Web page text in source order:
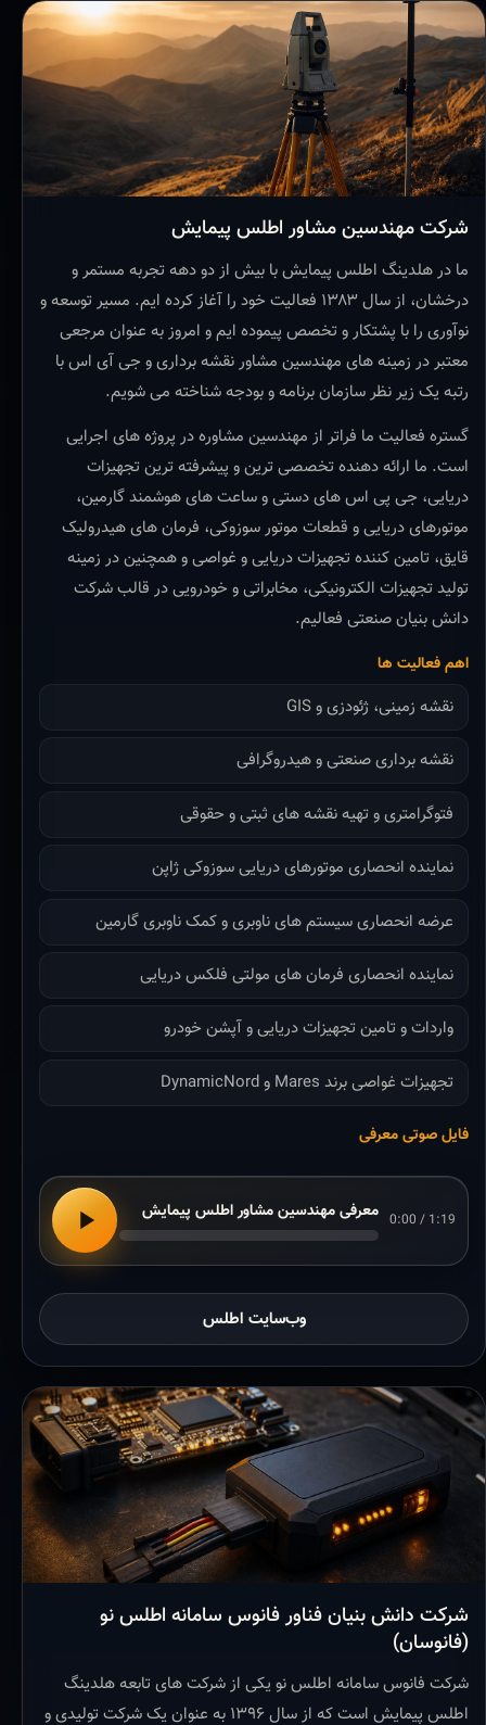
شرکت مهندسین مشاور اطلس پیمایش
ما در هلدینگ اطلس پیمایش با بیش از دو دهه تجربه مستمر و
درخشان، از سال ۱۳۸۳ فعالیت خود را آغاز کرده ایم. مسیر توسعه و
نوآوری را با پشتکار و تخصص پیموده ایم و امروز به عنوان مرجعی
معتبر در زمینه های مهندسین مشاور نقشه برداری و جی آی اس با
رتبه یک زیر نظر سازمان برنامه و بودجه شناخته می شویم.
گستره فعالیت ما فراتر از مهندسین مشاوره در پروژه های اجرایی
است. ما ارائه دهنده تخصصی ترین و پیشرفته ترین تجهیزات
دریایی، جی پی اس های دستی و ساعت های هوشمند گارمین،
موتورهای دریایی و قطعات موتور سوزوکی، فرمان های هیدرولیک
قایق، تامین کننده تجهیزات دریایی و غواصی و همچنین در زمینه
تولید تجهیزات الکترونیکی، مخابراتی و خودرویی در قالب شرکت
دانش بنیان صنعتی فعالیم.
اهم فعالیت ها
نقشه زمینی، ژئودزی و GIS
نقشه برداری صنعتی و هیدروگرافی
فتوگرامتری و تهیه نقشه های ثبتی و حقوقی
نماینده انحصاری موتورهای دریایی سوزوکی ژاپن
عرضه انحصاری سیستم های ناوبری و کمک ناوبری گارمین
نماینده انحصاری فرمان های مولتی فلکس دریایی
واردات و تامین تجهیزات دریایی و آپشن خودرو
تجهیزات غواصی برند Mares و DynamicNord
فایل صوتی معرفی
0:00 / 1:19 معرفی مهندسین مشاور اطلس پیمایش
وب‌سایت اطلس
شرکت دانش بنیان فناور فانوس سامانه اطلس نو
(فانوسان)
شرکت فانوس سامانه اطلس نو یکی از شرکت های تابعه هلدینگ
اطلس پیمایش است که از سال ۱۳۹۶ به عنوان یک شرکت تولیدی و